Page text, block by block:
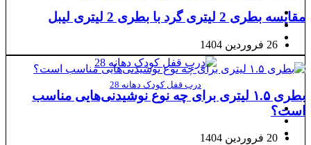
درب قفل کودک دهانه 28
مقایسه بطری 2 لیتری گرد با بطری 2 لیتری لیبل
26 فروردین 1404
بطری ۱.۵ لیتری برای چه نوع نوشیدنی‌هایی مناسب
است؟
20 فروردین 1404